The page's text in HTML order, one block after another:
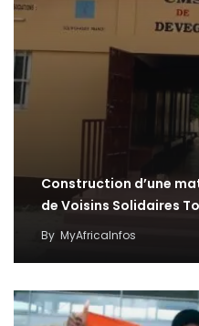
Construction d’une
de Voisins Solidaires
By MyAfricaInfos